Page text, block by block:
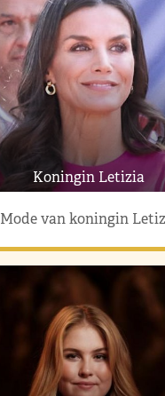
Koningin Letizia
Mode van koningin